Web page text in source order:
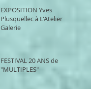
EXPOSITION Yves
Plusquellec à L'Atelier
Galerie
FESTIVAL 20 ANS de
"MULTIPLES"